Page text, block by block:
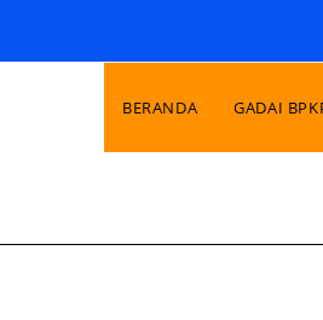
BERANDA GADAI